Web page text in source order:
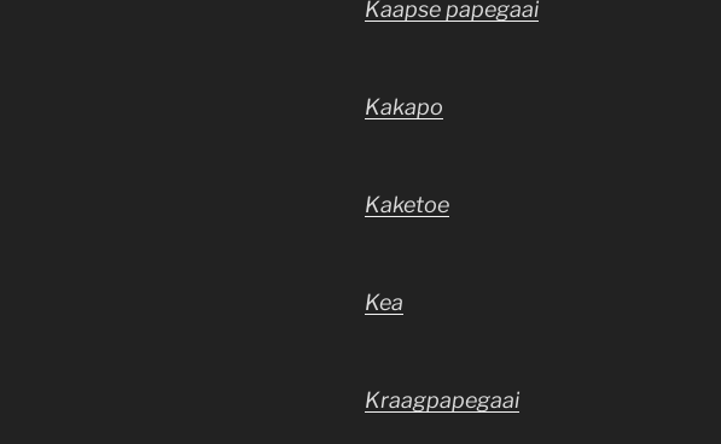
Kaapse papegaai
Kakapo
Kaketoe
Kea
Kraagpapegaai